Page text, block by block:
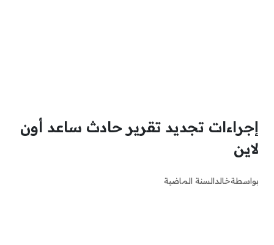
إجراءات تجديد تقرير حادث ساعد أون
لاين
بواسطةخالدالسنة الماضية